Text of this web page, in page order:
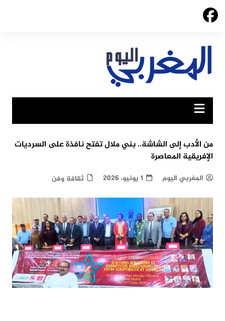
Skip
من الأدب إلى الشاشة.. بني ملال تفتح نافذة على السرديات
الإفريقية المعاصرة
المغربي اليوم 1 يونيو، 2026 ثقافة وفن